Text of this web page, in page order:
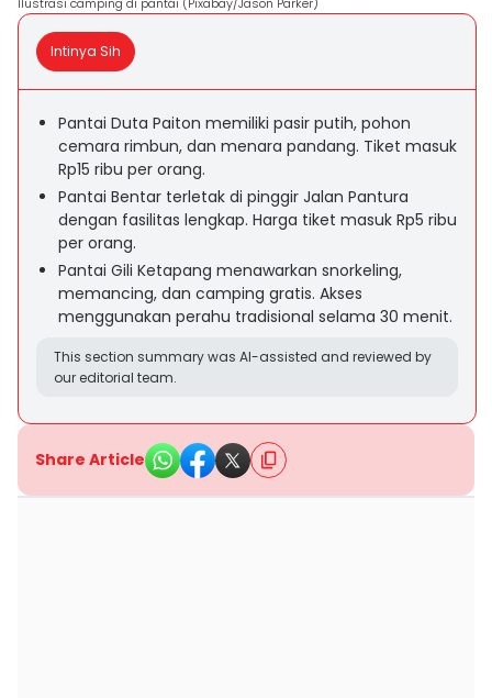
Intinya Sih
Pantai Duta Paiton memiliki pasir putih, pohon
cemara rimbun, dan menara pandang. Tiket masuk
Rp15 ribu per orang.
Pantai Bentar terletak di pinggir Jalan Pantura
dengan fasilitas lengkap. Harga tiket masuk Rp5 ribu
per orang.
Pantai Gili Ketapang menawarkan snorkeling,
memancing, dan camping gratis. Akses
menggunakan perahu tradisional selama 30 menit.
This section summary was AI-assisted and reviewed by
our editorial team.
Share Article